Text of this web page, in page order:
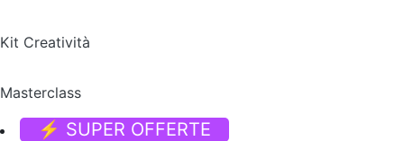
Kit Creatività
Masterclass
⚡ SUPER OFFERTE